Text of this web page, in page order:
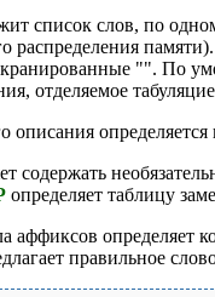
список слов, по
распределения
"". По
отделяемое
определяется
содержать
определяет таблицу
аффиксов определяет
правильное